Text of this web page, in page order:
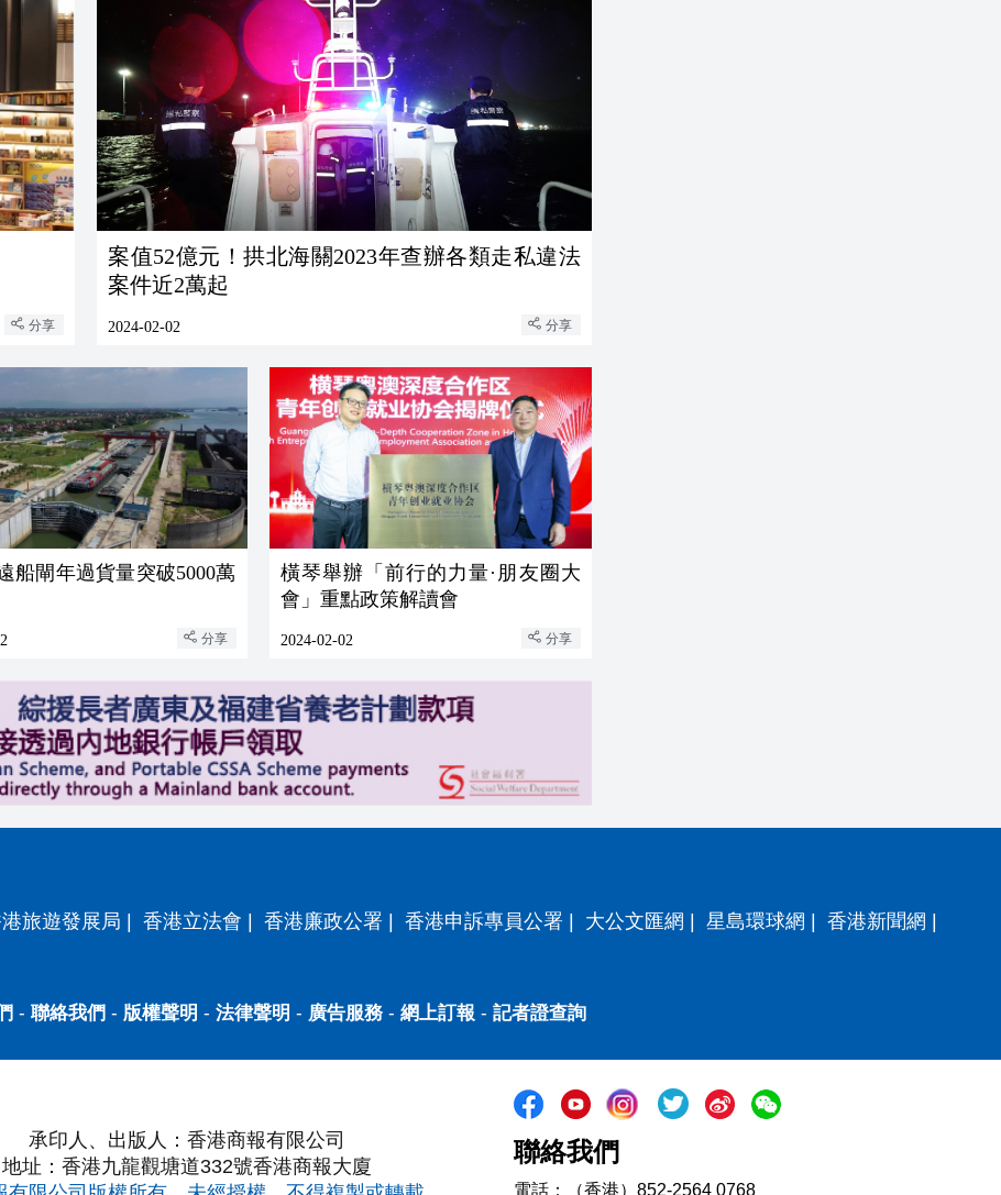
分享
案值52億元！拱北海關2023年查辦各類走私違法
案件近2萬起
2024-02-02 分享
船閘年過貨量突破5000萬
分享
橫琴舉辦「前行的力量·朋友圈大
會」重點政策解讀會
2024-02-02 分享
旅遊發展局 | 香港立法會 | 香港廉政公署 | 香港申訴專員公署 | 大公文匯網 | 星島環球網 | 香港新聞網 |
- 聯絡我們 - 版權聲明 - 法律聲明 - 廣告服務- 網上訂報 - 記者證查詢
承印人、出版人：香港商報有限公司
地址：香港九龍觀塘道332號香港商報大廈
聯絡我們
電話：（香港）852-2564 0768